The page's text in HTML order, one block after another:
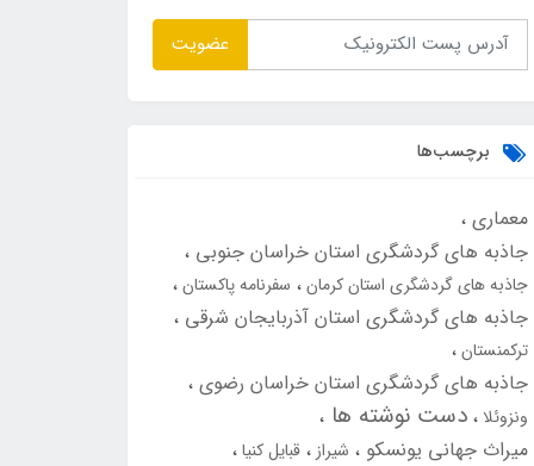
عضویت
برچسب‌ها
معماری
جاذبه های گردشگری استان خراسان جنوبی
جاذبه های گردشگری استان کرمان سفرنامه پاکستان
جاذبه های گردشگری استان آذربایجان شرقی
ترکمنستان
جاذبه های گردشگری استان خراسان رضوی
ونزوئلا دست نوشته ها
میراث جهانی یونسکو شیراز قبایل کنیا